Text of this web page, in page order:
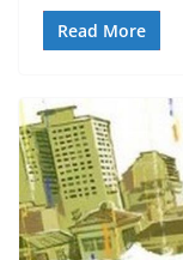
Read More